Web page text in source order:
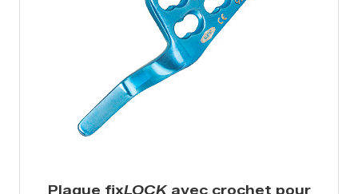
Plaque fixLOCKavec crochet pour